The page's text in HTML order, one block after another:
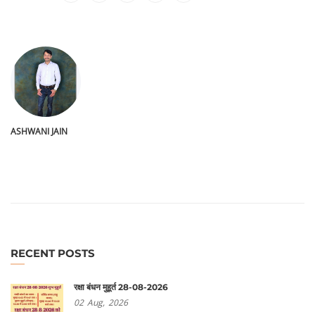
ASHWANI JAIN
RECENT POSTS
रक्षा बंधन मुहूर्त 28-08-2026
02 Aug, 2026